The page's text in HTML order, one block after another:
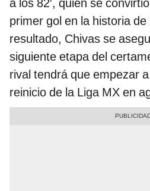
a los 82′, quien se
primer gol en la historia
resultado, Chivas se
siguiente etapa del
rival tendrá que empezar
reinicio de la Liga MX en